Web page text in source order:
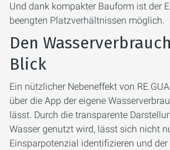
Und dank kompakter Bauform ist der
beengten Platzverhältnissen möglich.
Den
Blick
Ein nützlicher Nebeneffekt von
über die App der eigene
lässt. Durch die transparente
Wasser genutzt wird, lässt sich nicht
Einsparpotenzial identifizieren und der